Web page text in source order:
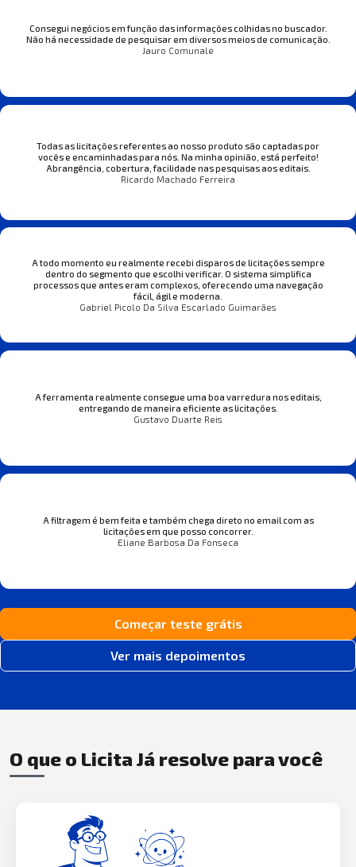
Consegui negócios em função das informações colhidas no buscador.
Não há necessidade de pesquisar em diversos meios de comunicação.
Jauro Comunale
Todas as licitações referentes ao nosso produto são captadas por
vocês e encaminhadas para nós. Na minha opinião, está perfeito!
Abrangência, cobertura, facilidade nas pesquisas aos editais.
Ricardo Machado Ferreira
A todo momento eu realmente recebi disparos de licitações sempre
dentro do segmento que escolhi verificar. O sistema simplifica
processos que antes eram complexos, oferecendo uma navegação
fácil, ágil e moderna.
Gabriel Picolo Da Silva Escarlado Guimarães
A ferramenta realmente consegue uma boa varredura nos editais,
entregando de maneira eficiente as licitações.
Gustavo Duarte Reis
A filtragem é bem feita e também chega direto no email com as
licitações em que posso concorrer.
Eliane Barbosa Da Fonseca
Começar teste grátis
Ver mais depoimentos
O que o Licita Já resolve para você